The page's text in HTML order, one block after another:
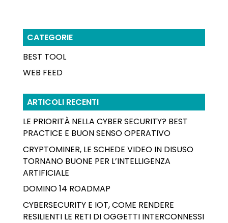
CATEGORIE
BEST TOOL
WEB FEED
ARTICOLI RECENTI
LE PRIORITÀ NELLA CYBER SECURITY? BEST
PRACTICE E BUON SENSO OPERATIVO
CRYPTOMINER, LE SCHEDE VIDEO IN DISUSO
TORNANO BUONE PER L’INTELLIGENZA
ARTIFICIALE
DOMINO 14 ROADMAP
CYBERSECURITY E IOT, COME RENDERE
RESILIENTI LE RETI DI OGGETTI INTERCONNESSI